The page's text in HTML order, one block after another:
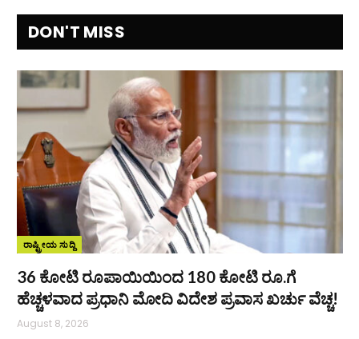
DON'T MISS
ರಾಷ್ಟ್ರೀಯ ಸುದ್ದಿ
36 ಕೋಟಿ ರೂಪಾಯಿಯಿಂದ 180 ಕೋಟಿ ರೂ.ಗೆ
ಹೆಚ್ಚಳವಾದ ಪ್ರಧಾನಿ ಮೋದಿ ವಿದೇಶ ಪ್ರವಾಸ ಖರ್ಚು ವೆಚ್ಚ!
August 8, 2026